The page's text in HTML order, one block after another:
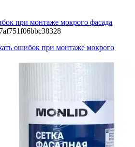
при монтаже мокрого фасада
ошибок при монтаже мокрого